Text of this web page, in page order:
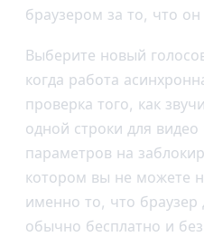
браузером за то, что
Выберите новый
когда работа
проверка того, как
одной строки для
параметров на
котором вы не можете
именно то, что браузер
обычно бесплатно и без